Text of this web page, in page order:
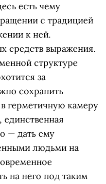
есть чему
с традицией
к ней.
средств выражения.
структуре
за
сохранить
герметичную камеру
единственная
— дать ему
людьми на
на него под таким